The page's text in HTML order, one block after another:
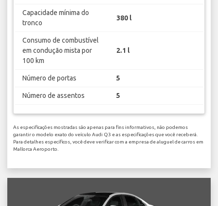
Capacidade mínima do
tronco
380 l
Consumo de combustível
em condução mista por
100 km
2.1 l
Número de portas 5
Número de assentos 5
As especificações mostradas são apenas para fins informativos, não podemos
garantir o modelo exato do veículo Audi Q3 e as especificações que você receberá.
Para detalhes específicos, você deve verificar com a empresa de aluguel de carros em
Mallorca Aeroporto.